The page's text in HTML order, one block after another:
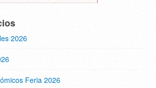
2026
Feria 2026